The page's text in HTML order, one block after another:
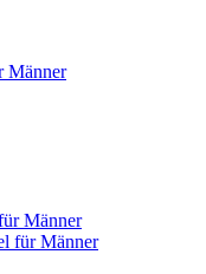
Männer
Männer
für Männer